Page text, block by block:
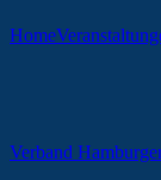
Home
Verband